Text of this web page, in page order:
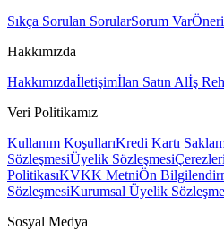
Sıkça Sorulan SorularSorum Var
Hakkımızda
Hakkımızdaİletişimİlan Satın Alİş
Veri Politikamız
Kullanım KoşullarıKredi Kartı
SözleşmesiÜyelik Sözleşmesi
PolitikasıKVKK MetniÖn
SözleşmesiKurumsal Üyelik
Sosyal Medya